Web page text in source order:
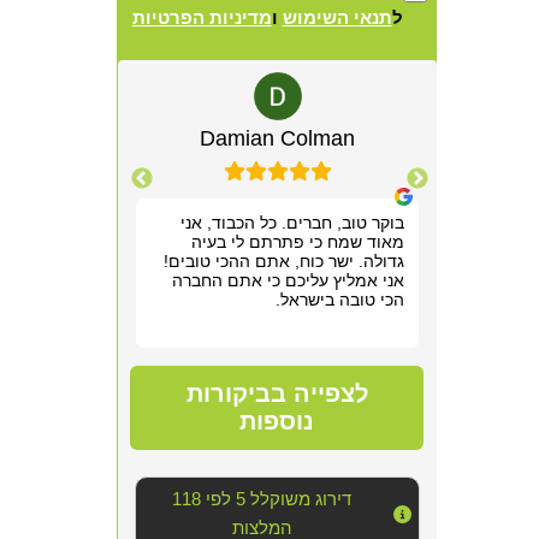
לתנאי השימוש ומדיניות הפרטיות
Damian Colman
בוקר טוב, חברים. כל הכבוד, אני
מאוד שמח כי פתרתם לי בעיה
גדולה. ישר כוח, אתם ההכי טובים!
אני אמליץ עליכם כי אתם החברה
הכי טובה בישראל.
לצפייה בביקורות
נוספות
דירוג משוקלל 5 לפי 118
המלצות